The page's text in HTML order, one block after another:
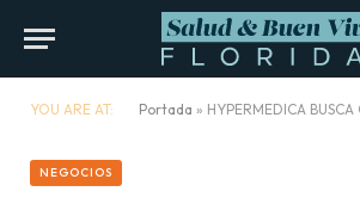
YOU ARE AT: Portada » HYPERMEDICA BUSCA COMBATIR LA ESCASEZ Y
NEGOCIOS